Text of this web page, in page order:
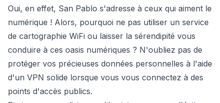
Oui, en effet, San Pablo s'adresse à ceux qui aiment le
numérique ! Alors, pourquoi ne pas utiliser un service
de cartographie WiFi ou laisser la sérendipité vous
conduire à ces oasis numériques ? N'oubliez pas de
protéger vos précieuses données personnelles à l'aide
d'un VPN solide lorsque vous vous connectez à des
points d'accès publics.